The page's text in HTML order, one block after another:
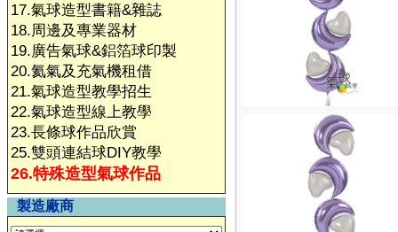
17.氣球造型書籍&雜誌
18.周邊及專業器材
19.廣告氣球&鋁箔球印製
20.氦氣及充氣機租借
21.氣球造型教學招生
22.氣球造型線上教學
23.長條球作品欣賞
25.雙頭連結球DIY教學
26.特殊造型氣球作品
製造廠商